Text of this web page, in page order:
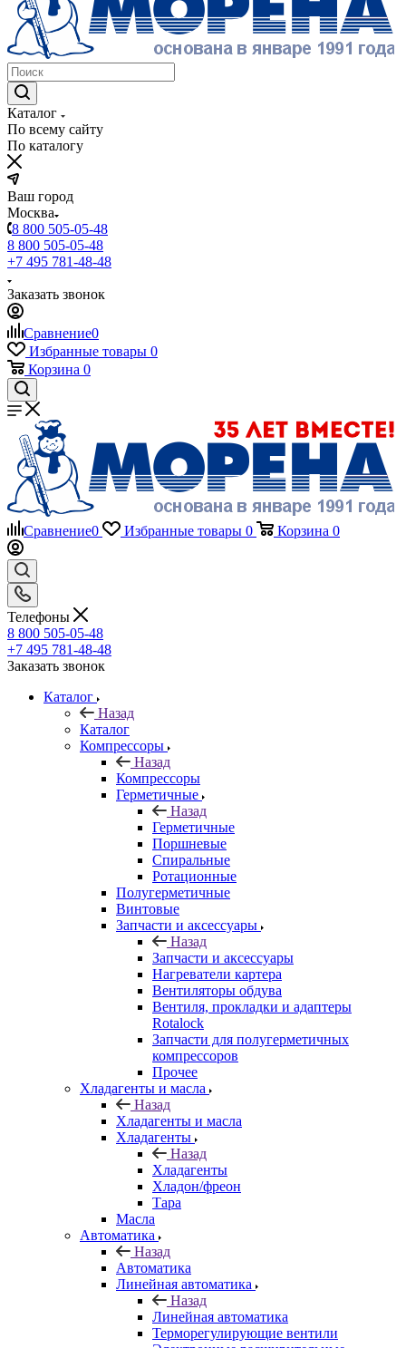
Каталог
По всему сайту
По каталогу
Ваш город
Москва
8 800 505-05-48
8 800 505-05-48
+7 495 781-48-48
Заказать звонок
Сравнение0
Избранные товары 0
Корзина 0
Сравнение0 Избранные товары 0 Корзина 0
Телефоны
8 800 505-05-48
+7 495 781-48-48
Заказать звонок
Каталог
Назад
Каталог
Компрессоры
Назад
Компрессоры
Герметичные
Назад
Герметичные
Поршневые
Спиральные
Ротационные
Полугерметичные
Винтовые
Запчасти и аксессуары
Назад
Запчасти и аксессуары
Нагреватели картера
Вентиляторы обдува
Вентиля, прокладки и адаптеры
Rotalock
Запчасти для полугерметичных
компрессоров
Прочее
Хладагенты и масла
Назад
Хладагенты и масла
Хладагенты
Назад
Хладагенты
Хладон/фреон
Тара
Масла
Автоматика
Назад
Автоматика
Линейная автоматика
Назад
Линейная автоматика
Терморегулирующие вентили